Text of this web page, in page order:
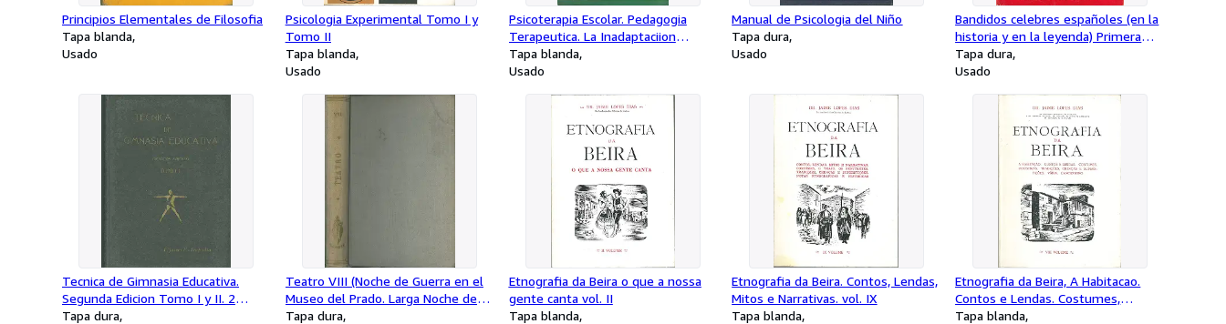
Principios Elementales de Filosofia
Tapa blanda
Usado
Psicologia Experimental Tomo I y
Tomo II
Tapa blanda
Usado
Psicoterapia Escolar. Pedagogia
Terapeutica. La Inadaptaciion
Escolar y Social y sus Remedios
Tapa blanda
Usado
Manual de Psicologia del Niño
Tapa dura
Usado
Bandidos celebres españoles (en la
historia y en la leyenda) Primera
Serie
Tapa dura
Usado
Tecnica de Gimnasia Educativa.
Segunda Edicion Tomo I y II. 2
tomos
Tapa dura
Teatro VIII (Noche de Guerra en el
Museo del Prado. Larga Noche de
Medea. Zamora. Procesado 1040)
Tapa dura
Etnografia da Beira o que a nossa
gente canta vol. II
Tapa blanda
Etnografia da Beira. Contos, Lendas,
Mitos e Narrativas. vol. IX
Tapa blanda
Etnografia da Beira, A Habitacao.
Contos e Lendas. Costumes,
Industrias. vol. VIII
Tapa blanda